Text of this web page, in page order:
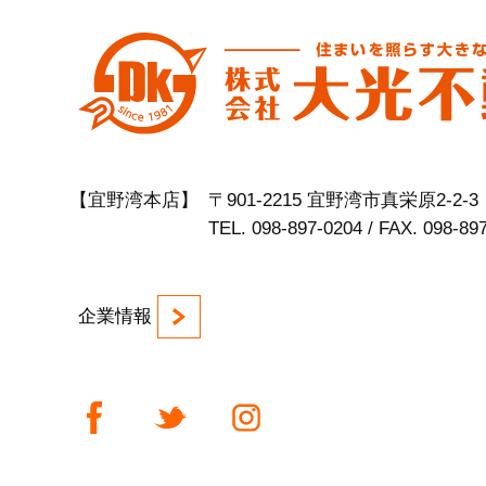
【宜野湾本店】
〒901-2215 宜野湾市真栄原2-2-3
TEL. 098-897-0204 / FAX. 098-
企業情報